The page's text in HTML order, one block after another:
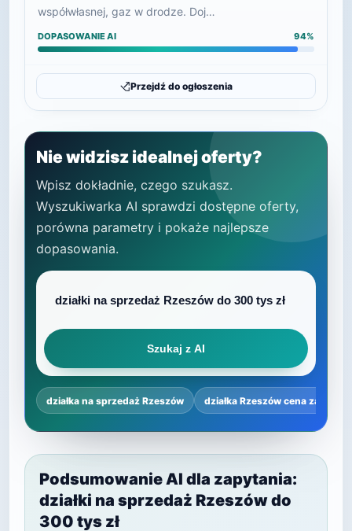
współwłasnej, gaz w drodze. Doj…
DOPASOWANIE AI 94%
Przejdź do ogłoszenia
Nie widzisz idealnej oferty?
Wpisz dokładnie, czego szukasz.
Wyszukiwarka AI sprawdzi dostępne oferty,
porówna parametry i pokaże najlepsze
dopasowania.
Szukaj z AI
działka na sprzedaż Rzeszów działka Rzeszów cena za m²
Podsumowanie AI dla zapytania:
działki na sprzedaż Rzeszów do
300 tys zł